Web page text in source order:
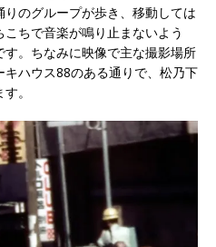
のグループが歩き、移動しては
ちで音楽が鳴り止まないよう
。ちなみに映像で主な撮影場所
ハウス88のある通りで、松乃下
。